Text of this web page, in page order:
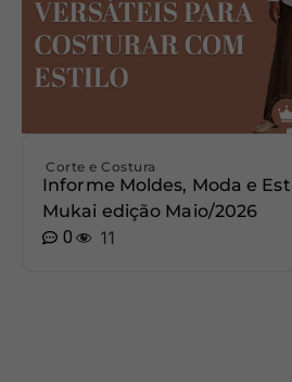
Corte e Costura
Informe Moldes, Moda e
Mukai edição Maio/2026
0
11